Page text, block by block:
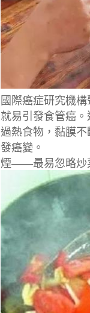
國際癌症研究機
就易引發食管癌
過熱食物，黏膜
發癌變。
煙——最易忽略炒